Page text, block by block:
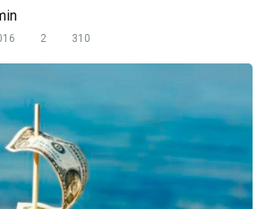
2 310